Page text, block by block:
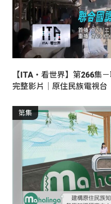
【ITA・看世界】第266集
完整影片｜原住民族電視台
第集